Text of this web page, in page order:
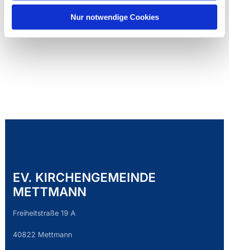
Nur notwendige Cookies
EV. KIRCHENGEMEINDE
METTMANN
Freiheitstraße 19 A
40822 Mettmann